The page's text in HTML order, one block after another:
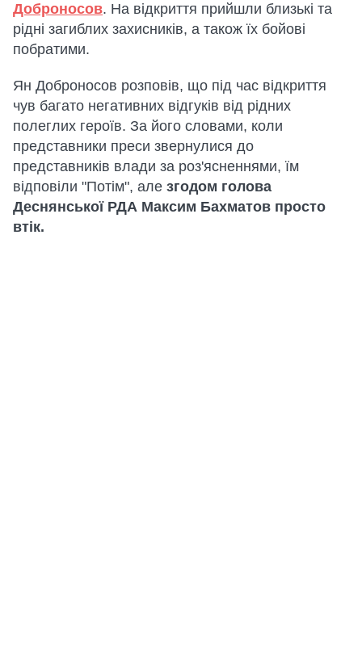
Доброносов. На відкриття прийшли близькі та
рідні загиблих захисників, а також їх бойові
побратими.
Ян Доброносов розповів, що під час відкриття
чув багато негативних відгуків від рідних
полеглих героїв. За його словами, коли
представники преси звернулися до
представників влади за роз'ясненнями, їм
відповіли "Потім", але згодом голова
Деснянської РДА Максим Бахматов просто
втік.